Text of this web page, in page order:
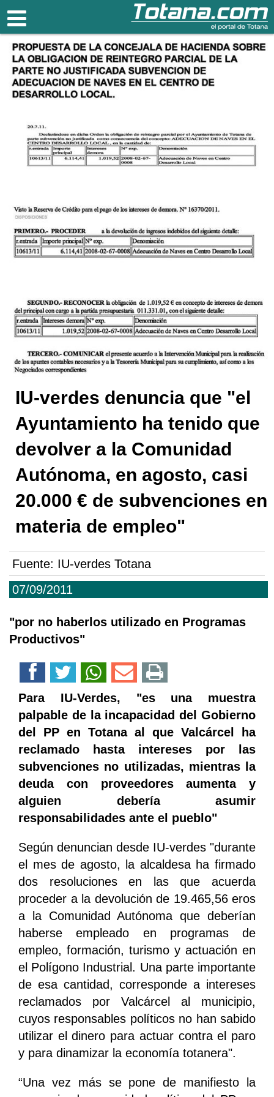
Totana.com
07/09/2011
IU-verdes denuncia que "el
Ayuntamiento ha tenido que
devolver a la Comunidad
Autónoma, en agosto, casi
20.000 € de subvenciones en
materia de empleo"
Fuente: IU-verdes Totana
"por no haberlos utilizado en Programas
Productivos"
Para IU-Verdes, "es una muestra
palpable de la incapacidad del Gobierno
del PP en Totana al que Valcárcel ha
reclamado hasta intereses por las
subvenciones no utilizadas, mientras la
deuda con proveedores aumenta y
alguien debería asumir
responsabilidades ante el pueblo"
Según denuncian desde IU-verdes "durante
el mes de agosto, la alcaldesa ha firmado
dos resoluciones en las que acuerda
proceder a la devolución de 19.465,56 eros
a la Comunidad Autónoma que deberían
haberse empleado en programas de
empleo, formación, turismo y actuación en
el Polígono Industrial. Una parte importante
de esa cantidad, corresponde a intereses
reclamados por Valcárcel al municipio,
cuyos responsables políticos no han sabido
utilizar el dinero para actuar contra el paro
y para dinamizar la economía totanera".
“Una vez más se pone de manifiesto la